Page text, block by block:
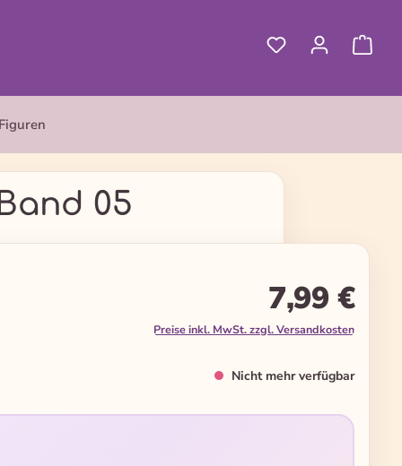
05
7,99 €
Preise inkl. MwSt. zzgl. Versandkosten
Nicht mehr verfügbar